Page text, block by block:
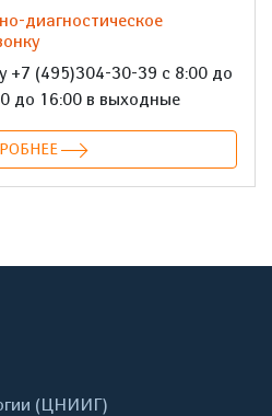
диагностическое
+7 (495)304-30-39 с 8:00 до
до 16:00 в выходные
(ЦНИИГ)